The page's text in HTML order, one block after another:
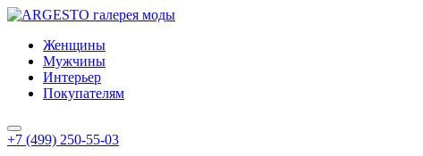
Женщины
Мужчины
Интерьер
Покупателям
+7 (499) 250-55-03